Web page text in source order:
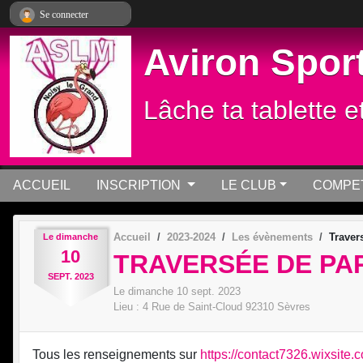
Aviron
Lâche ta tablette
ACCUEIL INSCRIPTION LE CLUB
Le dimanche
10
SEPT. 2023
Accueil 2023-2024 Les évènements
TRAVERSÉE DE
Le dimanche 10 sept. 2023
Lieu : 4 Rue de Saint-Cloud 92310 Sèvres
Tous les renseignements sur https://
Se connecter
Panneau de gestion des cookies